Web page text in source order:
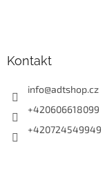
Kontakt
info@adtshop.cz
+420606618099
+420724549949